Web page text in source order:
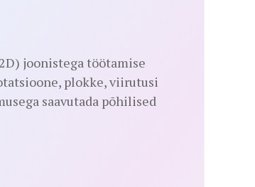
joonistega töötamise
plokke, viirutusi
saavutada põhilised